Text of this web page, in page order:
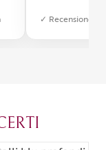
qualità e si
✓ Recensione